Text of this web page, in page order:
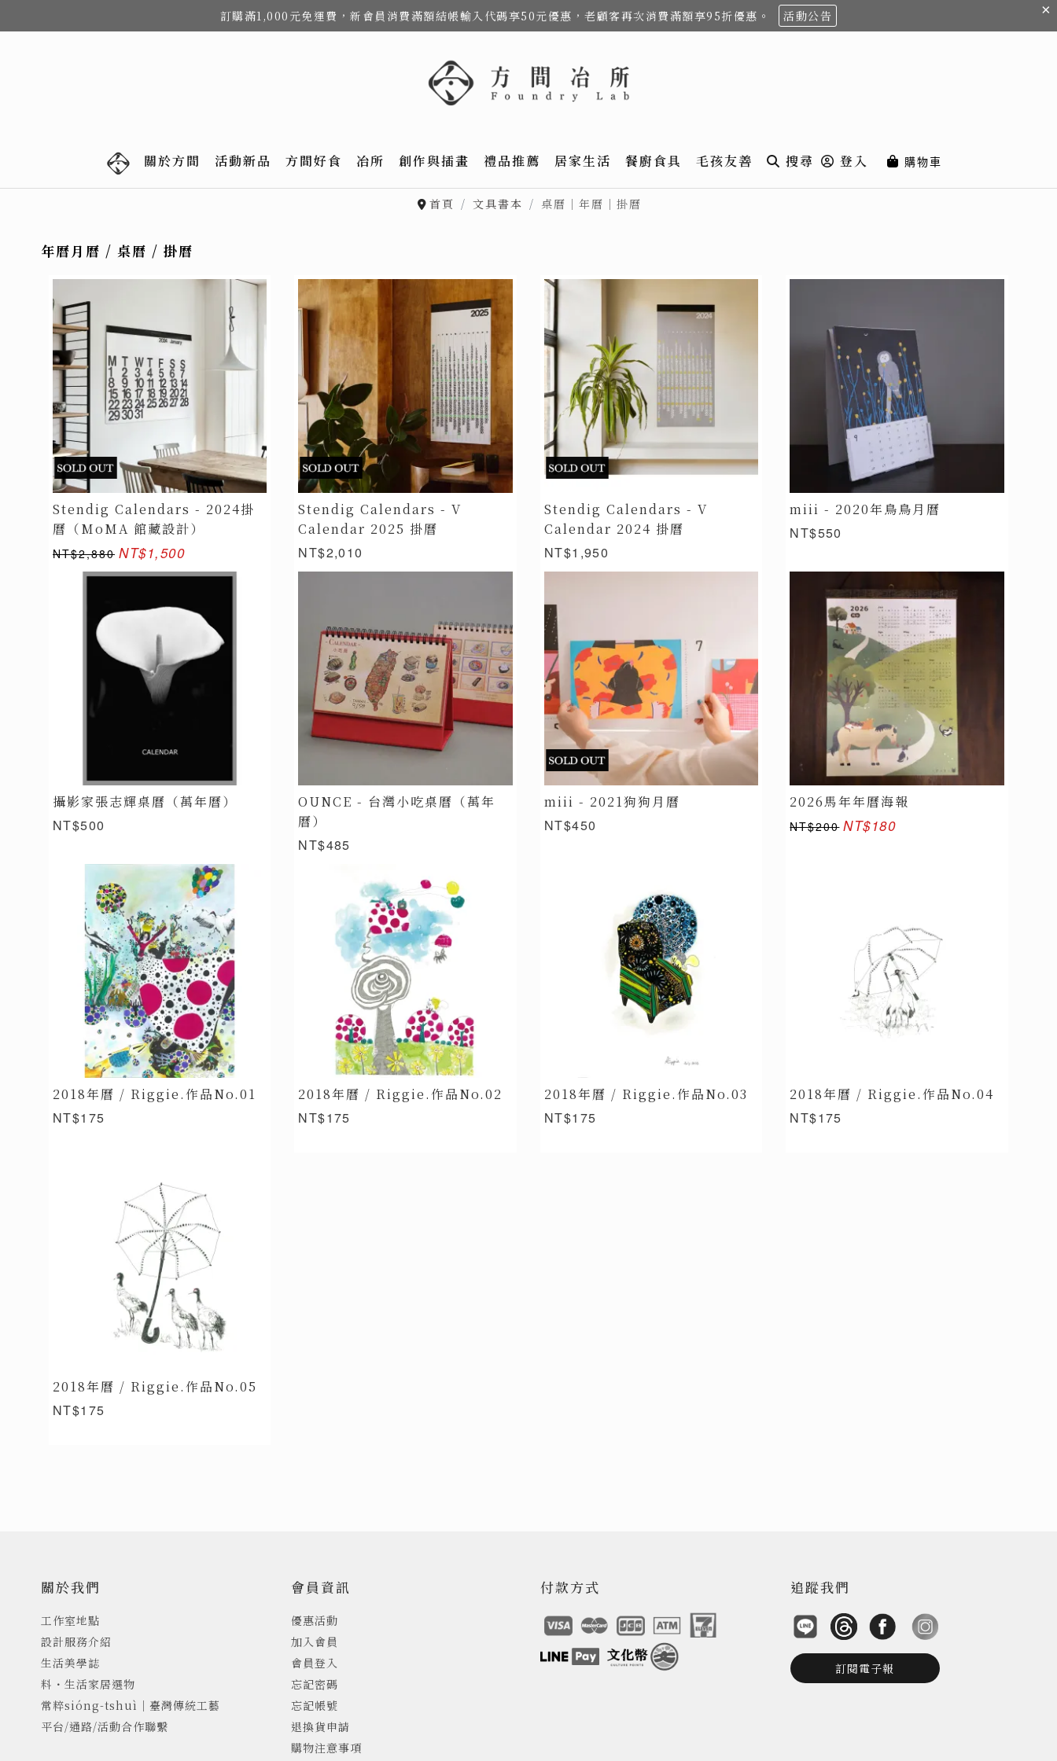
×
訂購滿1,000元免運費，新會員消費滿額結帳輸入代碼享50元優惠，老顧客再次消費滿額享95折優惠。 活動公告
關於方間 活動新品 方間好食 冶所 創作與插畫 禮品推薦 居家生活 餐廚食具 毛孩友善 搜尋 登入 購物車
首頁 文具書本 桌曆｜年曆｜掛曆
年曆月曆 / 桌曆 / 掛曆
Stendig Calendars - 2024掛
曆（MoMA 館藏設計）
NT$2,880 NT$1,500
Stendig Calendars - V
Calendar 2025 掛曆
NT$2,010
Stendig Calendars - V
Calendar 2024 掛曆
NT$1,950
miii - 2020年鳥鳥月曆
NT$550
攝影家張志輝桌曆（萬年曆）
NT$500
OUNCE - 台灣小吃桌曆（萬年
曆）
NT$485
miii - 2021狗狗月曆
NT$450
2026馬年年曆海報
NT$200 NT$180
2018年曆 / Riggie.作品No.01
NT$175
2018年曆 / Riggie.作品No.02
NT$175
2018年曆 / Riggie.作品No.03
NT$175
2018年曆 / Riggie.作品No.04
NT$175
2018年曆 / Riggie.作品No.05
NT$175
關於我們
工作室地點
設計服務介紹
生活美學誌
料・生活家居選物
常粹sióng-tshuì｜臺灣傳統工藝
平台/通路/活動合作聯繫
會員資訊
優惠活動
加入會員
會員登入
忘記密碼
忘記帳號
退換貨申請
購物注意事項
付款方式 追蹤我們
訂閱電子報